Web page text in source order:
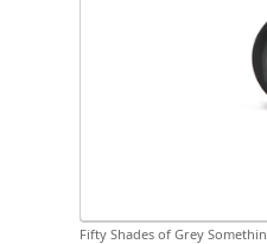
Fifty Shades of Grey